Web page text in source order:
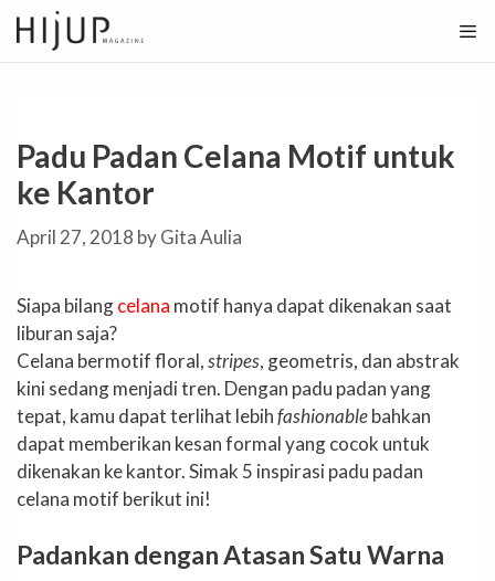
Skip
to
content
Padu Padan Celana Motif untuk
ke Kantor
April 27, 2018 byGita Aulia
Siapa bilangcelana motif hanya dapat dikenakan saat
liburan saja?
Celana bermotif floral,stripes, geometris, dan abstrak
kini sedang menjadi tren. Dengan padu padan yang
tepat, kamu dapat terlihat lebihfashionablebahkan
dapat memberikan kesan formal yang cocok untuk
dikenakan ke kantor. Simak 5 inspirasi padu padan
celana motif berikut ini!
Padankan dengan Atasan Satu Warna